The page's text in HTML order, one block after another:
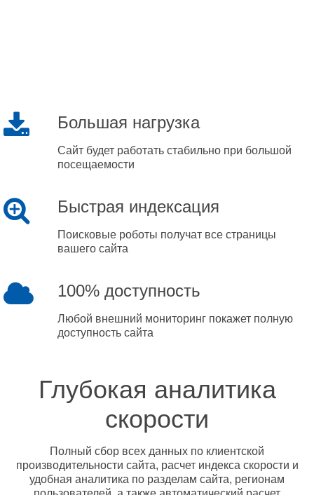
Большая нагрузка
Сайт будет работать стабильно при большой
посещаемости
Быстрая индексация
Поисковые роботы получат все страницы
вашего сайта
100% доступность
Любой внешний мониторинг покажет полную
доступность сайта
Глубокая аналитика
скорости
Полный сбор всех данных по клиентской
производительности сайта, расчет индекса скорости и
удобная аналитика по разделам сайта, регионам